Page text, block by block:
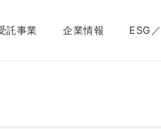
託事業 企業情報 ESG